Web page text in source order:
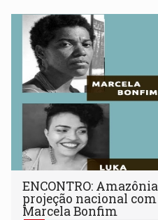
ENCONTRO:
projeção nacional
Marcela Bonfim